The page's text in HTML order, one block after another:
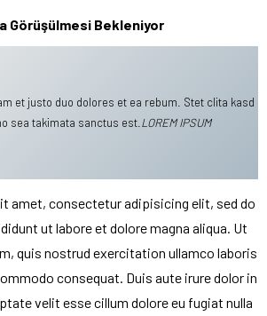
Görüşülmesi Bekleniyor
et justo duo dolores et ea rebum. Stet clita kasd
sea takimata sanctus est. LOREM IPSUM
amet, consectetur adipisicing elit, sed do
ut labore et dolore magna aliqua. Ut
quis nostrud exercitation ullamco laboris
consequat. Duis aute irure dolor in
velit esse cillum dolore eu fugiat nulla